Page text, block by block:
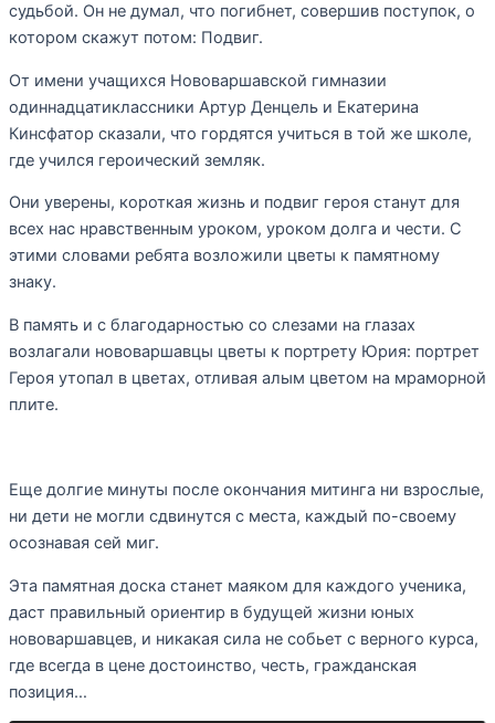
судьбой. Он не думал, что погибнет, совершив поступок, о
котором скажут потом: Подвиг.
От имени учащихся Нововаршавской гимназии
одиннадцатиклассники Артур Денцель и Екатерина
Кинсфатор сказали, что гордятся учиться в той же школе,
где учился героический земляк.
Они уверены, короткая жизнь и подвиг героя станут для
всех нас нравственным уроком, уроком долга и чести. С
этими словами ребята возложили цветы к памятному
знаку.
В память и с благодарностью со слезами на глазах
возлагали нововаршавцы цветы к портрету Юрия: портрет
Героя утопал в цветах, отливая алым цветом на мраморной
плите.
Еще долгие минуты после окончания митинга ни взрослые,
ни дети не могли сдвинутся с места, каждый по-своему
осознавая сей миг.
Эта памятная доска станет маяком для каждого ученика,
даст правильный ориентир в будущей жизни юных
нововаршавцев, и никакая сила не собьет с верного курса,
где всегда в цене достоинство, честь, гражданская
позиция…